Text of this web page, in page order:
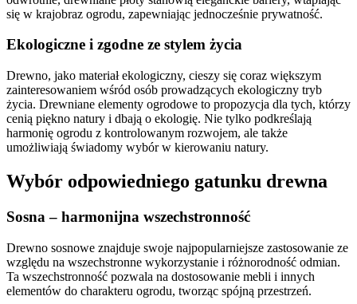
się w krajobraz ogrodu, zapewniając jednocześnie prywatność.
Ekologiczne i zgodne ze stylem życia
Drewno, jako materiał ekologiczny, cieszy się coraz większym
zainteresowaniem wśród osób prowadzących ekologiczny tryb
życia. Drewniane elementy ogrodowe to propozycja dla tych, którzy
cenią piękno natury i dbają o ekologię. Nie tylko podkreślają
harmonię ogrodu z kontrolowanym rozwojem, ale także
umożliwiają świadomy wybór w kierowaniu natury.
Wybór odpowiedniego gatunku drewna
Sosna – harmonijna wszechstronność
Drewno sosnowe znajduje swoje najpopularniejsze zastosowanie ze
względu na wszechstronne wykorzystanie i różnorodność odmian.
Ta wszechstronność pozwala na dostosowanie mebli i innych
elementów do charakteru ogrodu, tworząc spójną przestrzeń.